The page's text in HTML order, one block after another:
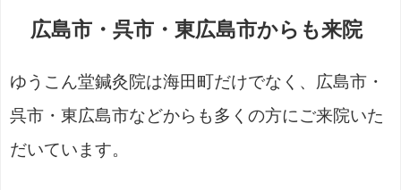
広島市・呉市・東広島市からも来院
ゆうこん堂鍼灸院は海田町だけでなく、広島市・
呉市・東広島市などからも多くの方にご来院いた
だいています。